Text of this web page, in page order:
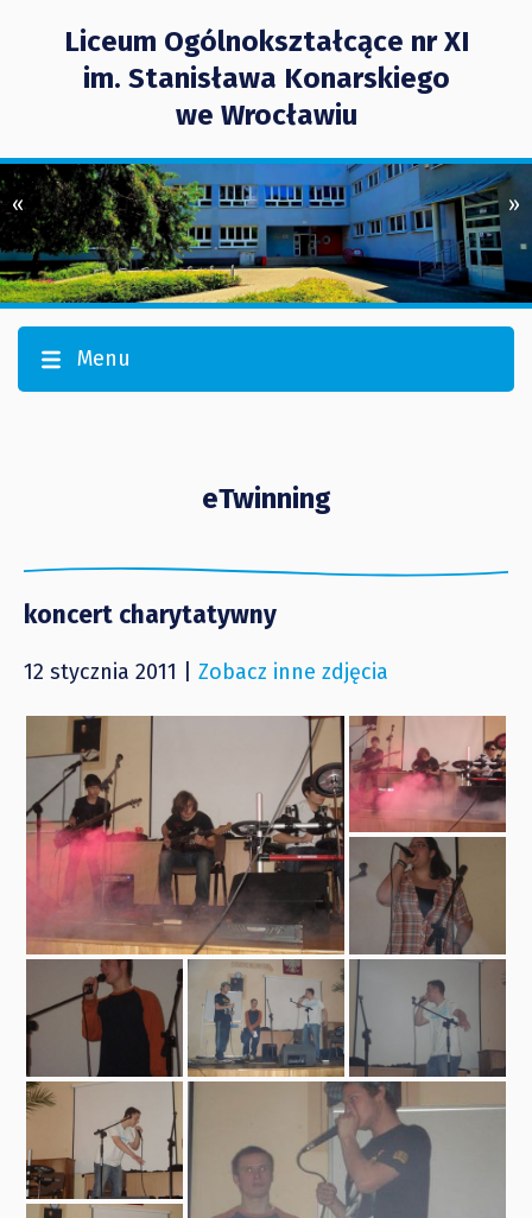
Liceum Ogólnokształcące nr XI
im. Stanisława Konarskiego
we Wrocławiu
« »
Menu
eTwinning
koncert charytatywny
12 stycznia 2011 | Zobacz inne zdjęcia